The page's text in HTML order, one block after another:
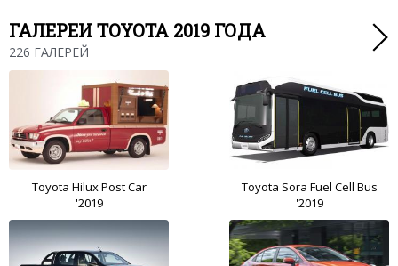
ГАЛЕРЕИ TOYOTA 2019 ГОДА
226 ГАЛЕРЕЙ
Toyota Hilux Post Car
'2019
Toyota Sora Fuel Cell Bus
'2019